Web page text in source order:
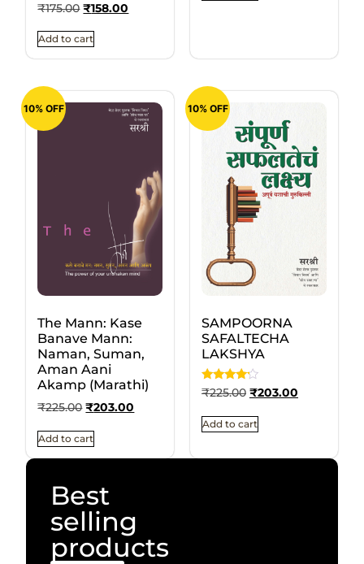
₹175.00 ₹158.00
Add to cart
10% OFF
The Mann: Kase
Banave Mann:
Naman, Suman,
Aman Aani
Akamp (Marathi)
₹225.00 ₹203.00
Add to cart
10% OFF
SAMPOORNA
SAFALTECHA
LAKSHYA
Rated
4
₹225.00 ₹203.00
Add to cart
Best
selling
products